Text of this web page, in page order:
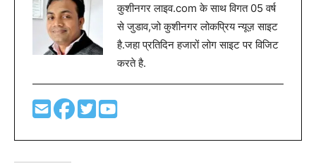
कुशीनगर लाइव.com के साथ विगत 05 वर्ष
से जुडाव,जो कुशीनगर लोकप्रिय न्यूज़ साइट
है.जहा प्रतिदिन हजारों लोग साइट पर विजिट
करते है.